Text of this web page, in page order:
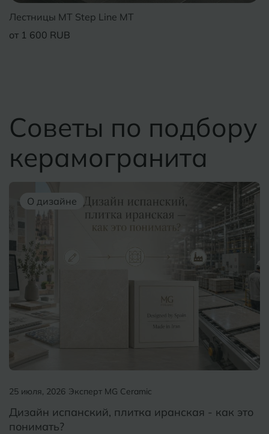
Лестницы MT Step Line MT
от 1 600 RUB
Советы по подбору
керамогранита
О дизайне
25 июля, 2026 Эксперт MG Ceramic
Дизайн испанский, плитка иранская - как это
понимать?